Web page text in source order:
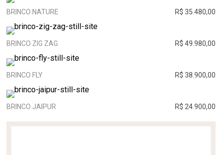
BRINCO NATURE R$ 35.480,00
BRINCO ZIG ZAG R$ 49.980,00
BRINCO FLY R$ 38.900,00
BRINCO JAIPUR R$ 24.900,00